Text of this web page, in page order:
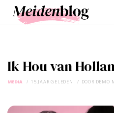
Ik Hou van
MEDIA 15 JAAR GELEDEN DOOR DEMO